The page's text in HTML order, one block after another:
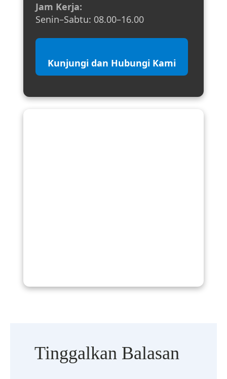
Jam Kerja:
Senin–Sabtu: 08.00–16.00
Kunjungi dan Hubungi Kami
Tinggalkan Balasan